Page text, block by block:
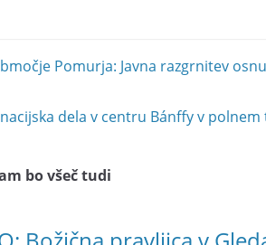
Pomurja: Javna razgrnitev
dela v centru Bánffy v polnem
bo všeč tudi